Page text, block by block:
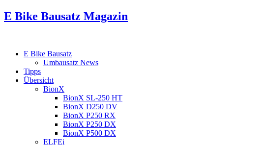
E Bike Bausatz Magazin
E Bike Bausatz
Umbausatz News
Tipps
Übersicht
BionX
BionX SL-250 HT
BionX D250 DV
BionX P250 RX
BionX P250 DX
BionX P500 DX
ELFEi